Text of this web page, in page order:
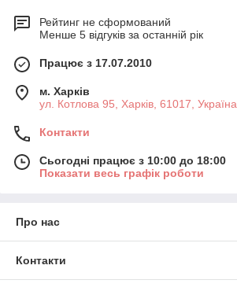
Рейтинг не сформований
Менше 5 відгуків за останній рік
Працює з 17.07.2010
м. Харків
ул. Котлова 95, Харків, 61017, Україна
Контакти
Сьогодні працює з 10:00 до 18:00
Показати весь графік роботи
Про нас
Контакти